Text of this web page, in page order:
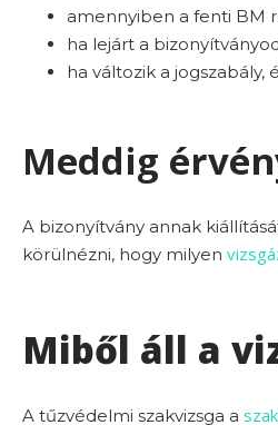
amennyiben a fenti BM
ha lejárt a
ha változik a
Meddig
A bizonyítvány annak
körülnézni, hogy milyen
Miből áll a
A tűzvédelmi szakvizsga a